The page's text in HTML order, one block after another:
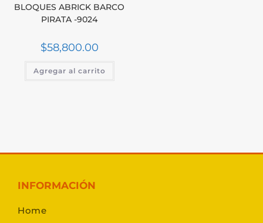
BLOQUES ABRICK BARCO
PIRATA -9024
$58,800.00
Agregar al carrito
INFORMACIÓN
Home